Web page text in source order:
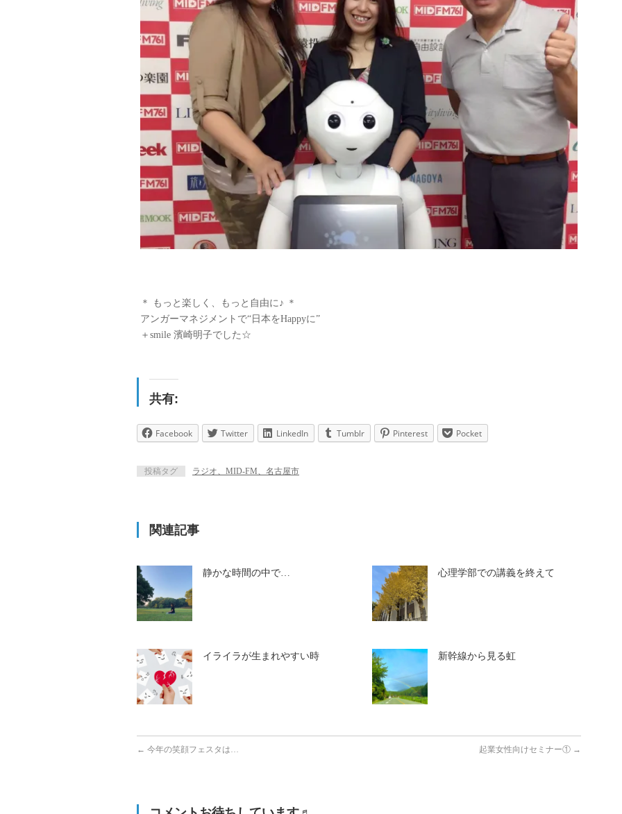
＊ もっと楽しく、もっと自由に♪ ＊
アンガーマネジメントで“日本をHappyに”
＋smile 濱崎明子でした☆
共有:
Facebook Twitter LinkedIn Tumblr Pinterest Pocket
投稿タグ ラジオ、MID-FM、名古屋市
関連記事
静かな時間の中で… 心理学部での講義を終えて
イライラが生まれやすい時 新幹線から見る虹
← 今年の笑顔フェスタは… 起業女性向けセミナー① →